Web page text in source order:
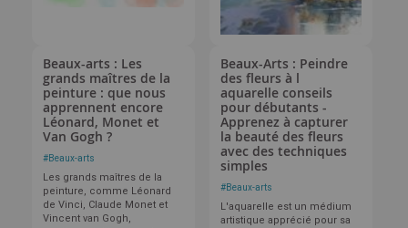
Beaux-arts : Les
grands maîtres de la
peinture : que nous
apprennent encore
Léonard, Monet et
Van Gogh ?
#Beaux-arts
Les grands maîtres de la
peinture, comme Léonard
de Vinci, Claude Monet et
Vincent van Gogh,
Beaux-Arts : Peindre
des fleurs à l
aquarelle conseils
pour débutants -
Apprenez à capturer
la beauté des fleurs
avec des techniques
simples
#Beaux-arts
L'aquarelle est un médium
artistique apprécié pour sa